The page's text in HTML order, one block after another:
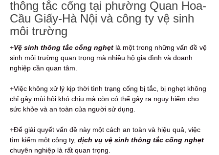
thông tắc cống tại phường Quan Hoa-
Cầu Giấy-Hà Nội và công ty vệ sinh
môi trường
+Vệ sinh thông tắc cống nghẹt là một trong những vấn đề vệ
sinh môi trường quan trọng mà nhiều hộ gia đình và doanh
nghiệp cần quan tâm.
+Việc không xử lý kịp thời tình trạng cống bị tắc, bị nghẹt không
chỉ gây mùi hôi khó chịu mà còn có thể gây ra nguy hiểm cho
sức khỏe và an toàn của người sử dụng.
+Để giải quyết vấn đề này một cách an toàn và hiệu quả, việc
tìm kiếm một công ty, dịch vụ vệ sinh thông tắc cống nghẹt
chuyên nghiệp là rất quan trọng.